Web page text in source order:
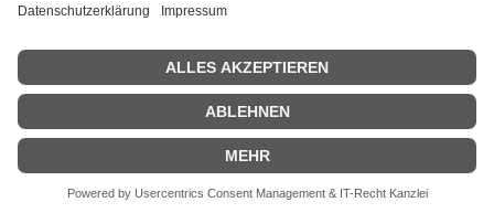
LEISTUNGEN & WISSEN
Steuerberatung·Monatliche Buchhaltung·Lohnbuchhaltung·
Steuerberater-Kosten
Steuer-Glossar·Steuer-Wissen·Karriere·
Steuerberater Mannheim